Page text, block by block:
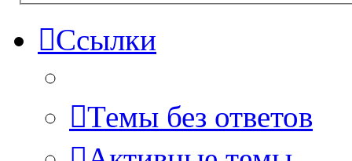
Ссылки
Темы без ответов